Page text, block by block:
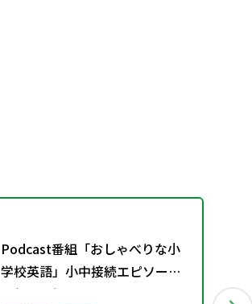
Podcast番組「おしゃべりな小
学校英語」小中接続エピソード
配信のお知らせ